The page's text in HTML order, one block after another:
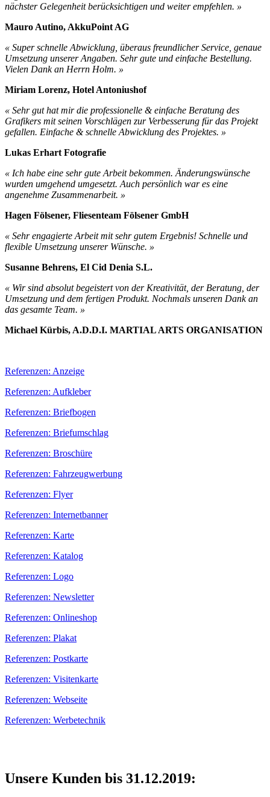
nächster Gelegenheit berücksichtigen und weiter empfehlen. »
Mauro Autino, AkkuPoint AG
« Super schnelle Abwicklung, überaus freundlicher Service, genaue
Umsetzung unserer Angaben. Sehr gute und einfache Bestellung.
Vielen Dank an Herrn Holm. »
Miriam Lorenz, Hotel Antoniushof
« Sehr gut hat mir die professionelle & einfache Beratung des
Grafikers mit seinen Vorschlägen zur Verbesserung für das Projekt
gefallen. Einfache & schnelle Abwicklung des Projektes. »
Lukas Erhart Fotografie
« Ich habe eine sehr gute Arbeit bekommen. Änderungswünsche
wurden umgehend umgesetzt. Auch persönlich war es eine
angenehme Zusammenarbeit. »
Hagen Fölsener, Fliesenteam Fölsener GmbH
« Sehr engagierte Arbeit mit sehr gutem Ergebnis! Schnelle und
flexible Umsetzung unserer Wünsche. »
Susanne Behrens, El Cid Denia S.L.
« Wir sind absolut begeistert von der Kreativität, der Beratung, der
Umsetzung und dem fertigen Produkt. Nochmals unseren Dank an
das gesamte Team. »
Michael Kürbis, A.D.D.I. MARTIAL ARTS ORGANISATION
Referenzen: Anzeige
Referenzen: Aufkleber
Referenzen: Briefbogen
Referenzen: Briefumschlag
Referenzen: Broschüre
Referenzen: Fahrzeugwerbung
Referenzen: Flyer
Referenzen: Internetbanner
Referenzen: Karte
Referenzen: Katalog
Referenzen: Logo
Referenzen: Newsletter
Referenzen: Onlineshop
Referenzen: Plakat
Referenzen: Postkarte
Referenzen: Visitenkarte
Referenzen: Webseite
Referenzen: Werbetechnik
Unsere Kunden bis 31.12.2019: